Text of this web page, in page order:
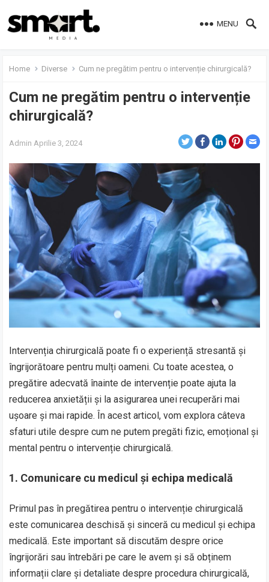
MENU
Home Diverse Cum ne pregătim pentru o intervenție chirurgicală?
Cum ne pregătim pentru o intervenție
chirurgicală?
Admin Aprilie 3, 2024
Intervenția chirurgicală poate fi o experiență stresantă și
îngrijorătoare pentru mulți oameni. Cu toate acestea, o
pregătire adecvată înainte de intervenție poate ajuta la
reducerea anxietății și la asigurarea unei recuperări mai
ușoare și mai rapide. În acest articol, vom explora câteva
sfaturi utile despre cum ne putem pregăti fizic, emoțional și
mental pentru o intervenție chirurgicală.
1. Comunicare cu medicul și echipa medicală
Primul pas în pregătirea pentru o intervenție chirurgicală
este comunicarea deschisă și sinceră cu medicul și echipa
medicală. Este important să discutăm despre orice
îngrijorări sau întrebări pe care le avem și să obținem
informații clare și detaliate despre procedura chirurgicală,